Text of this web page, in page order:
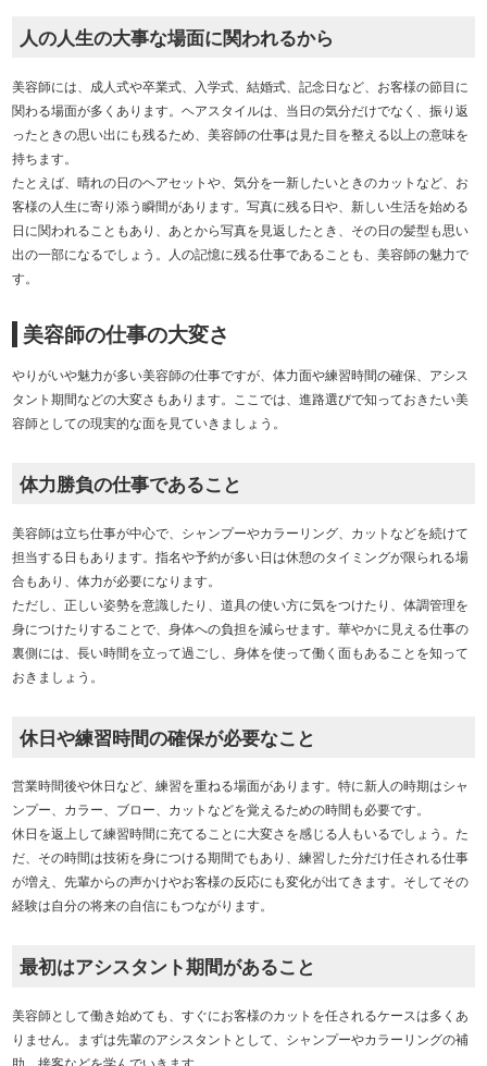
人の人生の大事な場面に関われるから
美容師には、成人式や卒業式、入学式、結婚式、記念日など、お客様の節目に
関わる場面が多くあります。ヘアスタイルは、当日の気分だけでなく、振り返
ったときの思い出にも残るため、美容師の仕事は見た目を整える以上の意味を
持ちます。
たとえば、晴れの日のヘアセットや、気分を一新したいときのカットなど、お
客様の人生に寄り添う瞬間があります。写真に残る日や、新しい生活を始める
日に関われることもあり、あとから写真を見返したとき、その日の髪型も思い
出の一部になるでしょう。人の記憶に残る仕事であることも、美容師の魅力で
す。
美容師の仕事の大変さ
やりがいや魅力が多い美容師の仕事ですが、体力面や練習時間の確保、アシス
タント期間などの大変さもあります。ここでは、進路選びで知っておきたい美
容師としての現実的な面を見ていきましょう。
体力勝負の仕事であること
美容師は立ち仕事が中心で、シャンプーやカラーリング、カットなどを続けて
担当する日もあります。指名や予約が多い日は休憩のタイミングが限られる場
合もあり、体力が必要になります。
ただし、正しい姿勢を意識したり、道具の使い方に気をつけたり、体調管理を
身につけたりすることで、身体への負担を減らせます。華やかに見える仕事の
裏側には、長い時間を立って過ごし、身体を使って働く面もあることを知って
おきましょう。
休日や練習時間の確保が必要なこと
営業時間後や休日など、練習を重ねる場面があります。特に新人の時期はシャ
ンプー、カラー、ブロー、カットなどを覚えるための時間も必要です。
休日を返上して練習時間に充てることに大変さを感じる人もいるでしょう。た
だ、その時間は技術を身につける期間でもあり、練習した分だけ任される仕事
が増え、先輩からの声かけやお客様の反応にも変化が出てきます。そしてその
経験は自分の将来の自信にもつながります。
最初はアシスタント期間があること
美容師として働き始めても、すぐにお客様のカットを任されるケースは多くあ
りません。まずは先輩のアシスタントとして、シャンプーやカラーリングの補
助、接客などを学んでいきます。